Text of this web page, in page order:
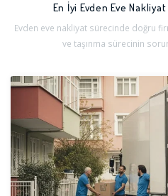
En İyi Evden Eve
Evden eve nakliyat sürecinde doğru
ve taşınma sürecinin